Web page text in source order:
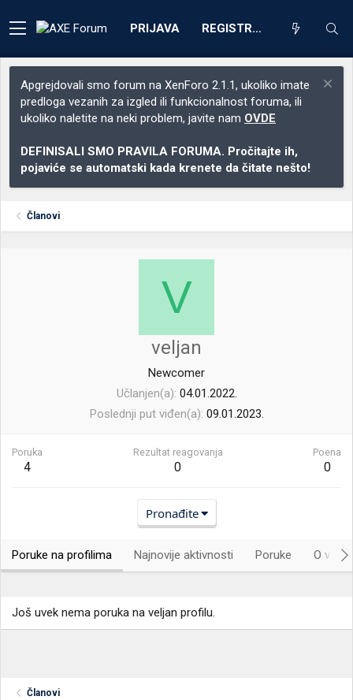
PRIJAVA REGISTRACIJA
Apgrejdovali smo forum na XenForo 2.1.1, ukoliko imate
predloga vezanih za izgled ili funkcionalnost foruma, ili
ukoliko naletite na neki problem, javite nam OVDE
DEFINISALI SMO PRAVILA FORUMA. Pročitajte ih,
pojaviće se automatski kada krenete da čitate nešto!
Članovi
V
veljan
Newcomer
Učlanjen(a) 04.01.2022.
Poslednji put viđen(a) 09.01.2023.
Poruka
4
Rezultat reagovanja
0
Poena
0
Pronađite
Poruke na profilima Najnovije aktivnosti Poruke O
Još uvek nema poruka na veljan profilu.
Članovi